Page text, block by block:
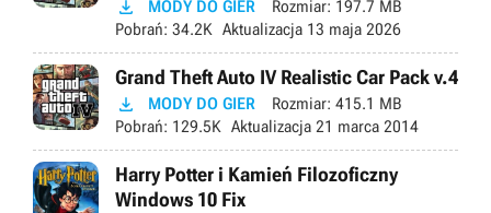
 MODY DO GIER Rozmiar: 197.7 MB
Pobrań: 34.2K Aktualizacja 13 maja 2026
Grand Theft Auto IV Realistic Car Pack v.4
 MODY DO GIER Rozmiar: 415.1 MB
Pobrań: 129.5K Aktualizacja 21 marca 2014
Harry Potter i Kamień Filozoficzny
Windows 10 Fix